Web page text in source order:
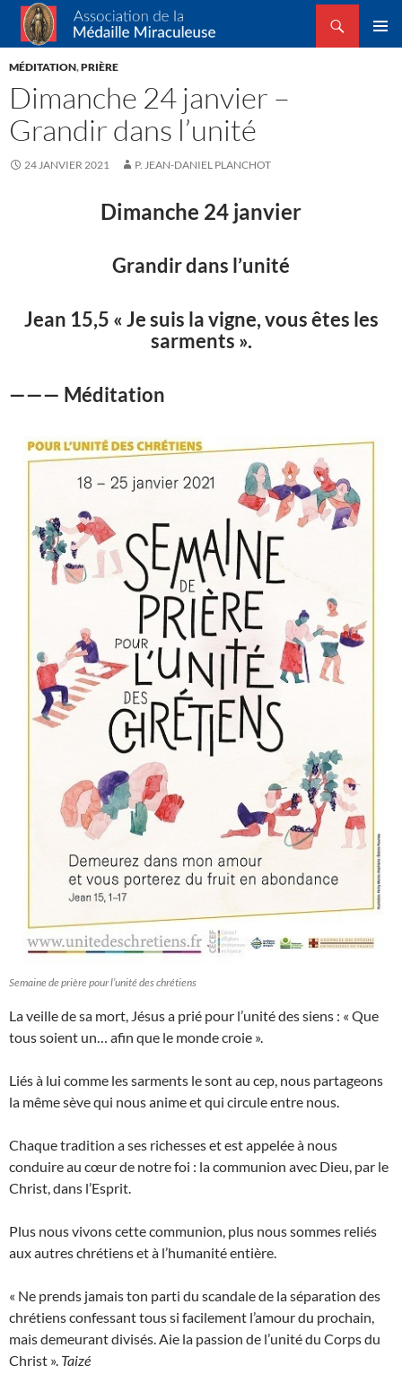
Association de la Médaille Miraculeuse
Recherche
ALLER
AU
MÉDITATION,PRIÈRE
Dimanche 24 janvier –
Grandir dans l’unité
24 JANVIER 2021 P. JEAN-DANIEL PLANCHOT
Dimanche 24 janvier
Grandir dans l’unité
Jean 15,5 « Je suis la vigne, vous êtes les
sarments ».
——— Méditation
Semaine de prière pour l’unité des chrétiens
La veille de sa mort, Jésus a prié pour l’unité des siens : « Que
tous soient un… afin que le monde croie ».
Liés à lui comme les sarments le sont au cep, nous partageons
la même sève qui nous anime et qui circule entre nous.
Chaque tradition a ses richesses et est appelée à nous
conduire au cœur de notre foi : la communion avec Dieu, par le
Christ, dans l’Esprit.
Plus nous vivons cette communion, plus nous sommes reliés
aux autres chrétiens et à l’humanité entière.
« Ne prends jamais ton parti du scandale de la séparation des
chrétiens confessant tous si facilement l’amour du prochain,
mais demeurant divisés. Aie la passion de l’unité du Corps du
Christ ». Taizé